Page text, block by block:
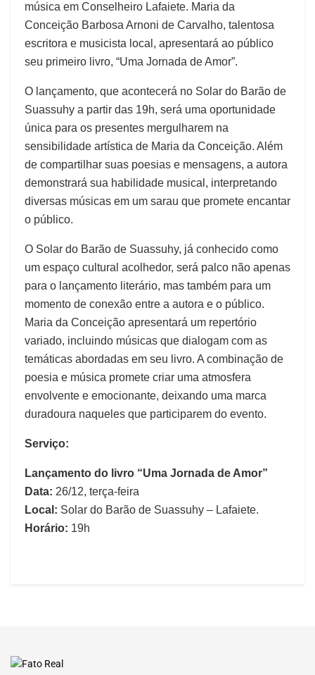
música em Conselheiro Lafaiete. Maria da
Conceição Barbosa Arnoni de Carvalho, talentosa
escritora e musicista local, apresentará ao público
seu primeiro livro, “Uma Jornada de Amor”.
O lançamento, que acontecerá no Solar do Barão de
Suassuhy a partir das 19h, será uma oportunidade
única para os presentes mergulharem na
sensibilidade artística de Maria da Conceição. Além
de compartilhar suas poesias e mensagens, a autora
demonstrará sua habilidade musical, interpretando
diversas músicas em um sarau que promete encantar
o público.
O Solar do Barão de Suassuhy, já conhecido como
um espaço cultural acolhedor, será palco não apenas
para o lançamento literário, mas também para um
momento de conexão entre a autora e o público.
Maria da Conceição apresentará um repertório
variado, incluindo músicas que dialogam com as
temáticas abordadas em seu livro. A combinação de
poesia e música promete criar uma atmosfera
envolvente e emocionante, deixando uma marca
duradoura naqueles que participarem do evento.
Serviço:
Lançamento do livro “Uma Jornada de Amor”
Data: 26/12, terça-feira
Local: Solar do Barão de Suassuhy – Lafaiete.
Horário: 19h